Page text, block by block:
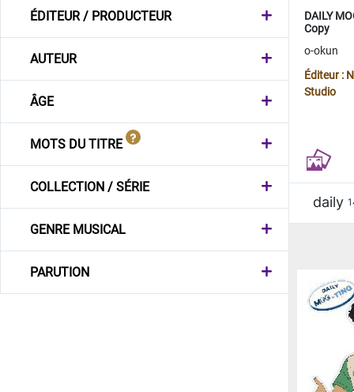
ÉDITEUR / PRODUCTEUR
AUTEUR
ÂGE
MOTS DU TITRE
COLLECTION / SÉRIE
GENRE MUSICAL
PARUTION
DAILY
Copy
o-okun
Éditeur :
Studio
daily